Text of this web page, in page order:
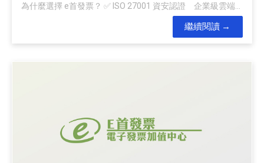
為什麼選擇 e首發票？ ✅ ISO 27001 資安認證 企業級雲端...
繼續閱讀